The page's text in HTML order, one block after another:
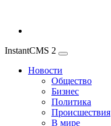
InstantCMS 2
Новости
Общество
Бизнес
Политика
Происшествия
В мире